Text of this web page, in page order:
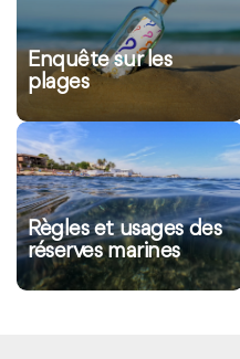
Enquête sur les
plages
Règles et usages des
réserves marines
Plus
d'informations